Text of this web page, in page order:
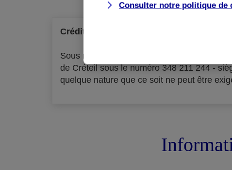
Crédit à la consommation
Sous réserve d'acceptation par
de Créteil sous le numéro 348 211 244 -
quelque nature que ce soit ne peut être
Consulter notre politique de